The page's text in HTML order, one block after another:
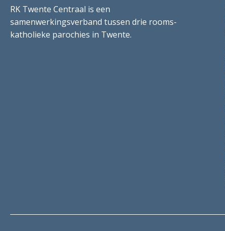
RK Twente Centraal is een
samenwerkingsverband tussen drie rooms-
katholieke parochies in Twente.